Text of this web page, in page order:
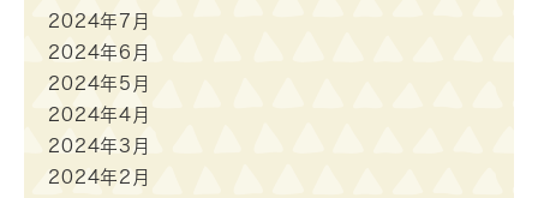
2024年7月
2024年6月
2024年5月
2024年4月
2024年3月
2024年2月